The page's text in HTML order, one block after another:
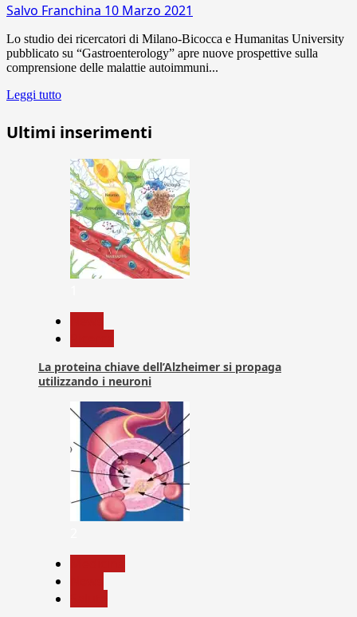
Salvo Franchina 10 Marzo 2021
Lo studio dei ricercatori di Milano-Bicocca e Humanitas University
pubblicato su “Gastroenterology” apre nuove prospettive sulla
comprensione delle malattie autoimmuni...
Leggi tutto
Ultimi inserimenti
La proteina chiave dell’Alzheimer si propaga
utilizzando i neuroni